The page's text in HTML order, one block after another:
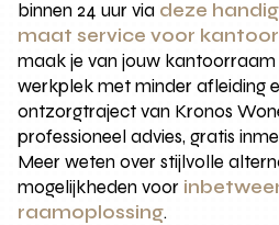
binnen 24 uur via deze
maat service voor
maak je van jouw kantoorraam
werkplek met minder afleiding
ontzorgtraject van Kronos
professioneel advies, gratis
Meer weten over stijlvolle
mogelijkheden voor
raamoplossing.